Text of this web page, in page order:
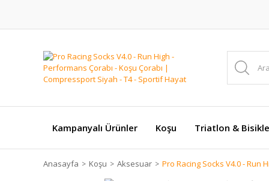
Kampanyalı Ürünler Koşu Triatlon &
Anasayfa Koşu Aksesuar Pro Racing Socks V4.0 - Run